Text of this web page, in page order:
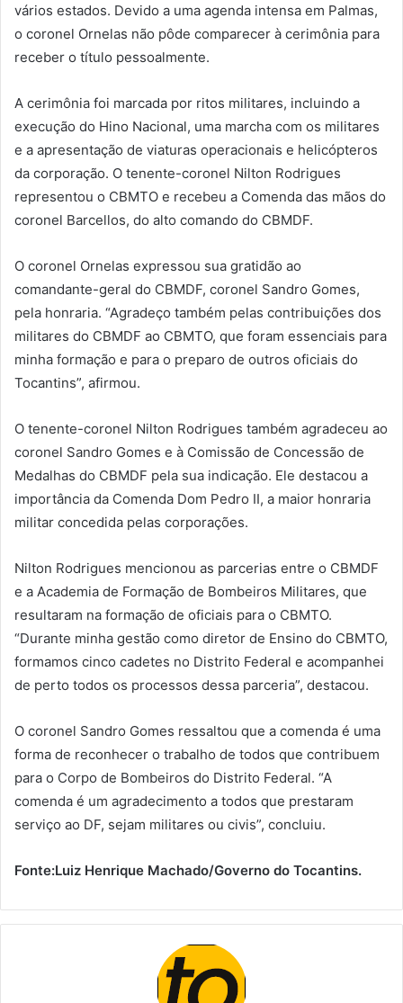
vários estados. Devido a uma agenda intensa em Palmas,
o coronel Ornelas não pôde comparecer à cerimônia para
receber o título pessoalmente.
A cerimônia foi marcada por ritos militares, incluindo a
execução do Hino Nacional, uma marcha com os militares
e a apresentação de viaturas operacionais e helicópteros
da corporação. O tenente-coronel Nilton Rodrigues
representou o CBMTO e recebeu a Comenda das mãos do
coronel Barcellos, do alto comando do CBMDF.
O coronel Ornelas expressou sua gratidão ao
comandante-geral do CBMDF, coronel Sandro Gomes,
pela honraria. “Agradeço também pelas contribuições dos
militares do CBMDF ao CBMTO, que foram essenciais para
minha formação e para o preparo de outros oficiais do
Tocantins”, afirmou.
O tenente-coronel Nilton Rodrigues também agradeceu ao
coronel Sandro Gomes e à Comissão de Concessão de
Medalhas do CBMDF pela sua indicação. Ele destacou a
importância da Comenda Dom Pedro II, a maior honraria
militar concedida pelas corporações.
Nilton Rodrigues mencionou as parcerias entre o CBMDF
e a Academia de Formação de Bombeiros Militares, que
resultaram na formação de oficiais para o CBMTO.
“Durante minha gestão como diretor de Ensino do CBMTO,
formamos cinco cadetes no Distrito Federal e acompanhei
de perto todos os processos dessa parceria”, destacou.
O coronel Sandro Gomes ressaltou que a comenda é uma
forma de reconhecer o trabalho de todos que contribuem
para o Corpo de Bombeiros do Distrito Federal. “A
comenda é um agradecimento a todos que prestaram
serviço ao DF, sejam militares ou civis”, concluiu.
Fonte:Luiz Henrique Machado/Governo do Tocantins.